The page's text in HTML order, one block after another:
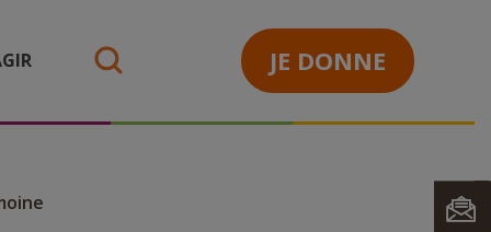
JE DONNE